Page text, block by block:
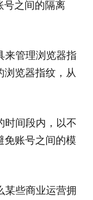
号之间的隔离
来管理浏览器指
浏览器指纹，从
时间段内，以不
免账号之间的模
某些商业运营拥